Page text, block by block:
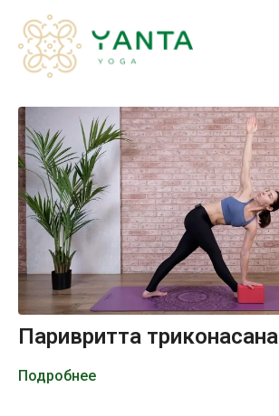
Паривритта триконасана
Подробнее